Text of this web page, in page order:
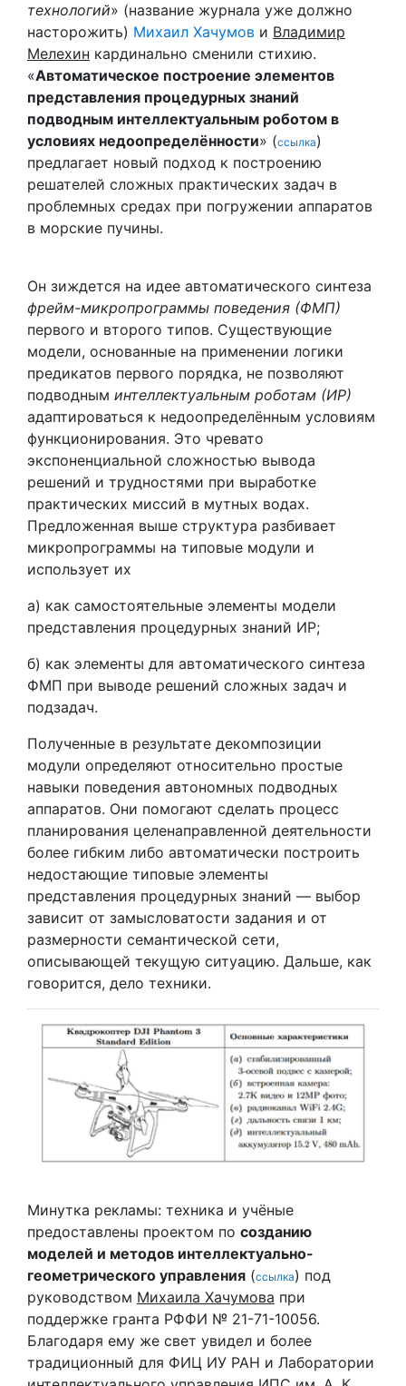
технологий» (название журнала уже должно
насторожить) Михаил Хачумов и Владимир
Мелехин кардинально сменили стихию.
«Автоматическое построение элементов
представления процедурных знаний
подводным интеллектуальным роботом в
условиях недоопределённости» (ссылка)
предлагает новый подход к построению
решателей сложных практических задач в
проблемных средах при погружении аппаратов
в морские пучины.
Он зиждется на идее автоматического синтеза
фрейм-микропрограммы поведения (ФМП)
первого и второго типов. Cуществующие
модели, основанные на применении логики
предикатов первого порядка, не позволяют
подводным интеллектуальным роботам (ИР)
адаптироваться к недоопределённым условиям
функционирования. Это чревато
экспоненциальной сложностью вывода
решений и трудностями при выработке
практических миссий в мутных водах.
Предложенная выше структура разбивает
микропрограммы на типовые модули и
использует их
а) как самостоятельные элементы модели
представления процедурных знаний ИР;
б) как элементы для автоматического синтеза
ФМП при выводе решений сложных задач и
подзадач.
Полученные в результате декомпозиции
модули определяют относительно простые
навыки поведения автономных подводных
аппаратов. Они помогают сделать процесс
планирования целенаправленной деятельности
более гибким либо автоматически построить
недостающие типовые элементы
представления процедурных знаний — выбор
зависит от замысловатости задания и от
размерности семантической сети,
описывающей текущую ситуацию. Дальше, как
говорится, дело техники.
Минутка рекламы: техника и учёные
предоставлены проектом по созданию
моделей и методов интеллектуально-
геометрического управления (ссылка) под
руководством Михаила Хачумова при
поддержке гранта РФФИ № 21-71-10056.
Благодаря ему же свет увидел и более
традиционный для ФИЦ ИУ РАН и Лаборатории